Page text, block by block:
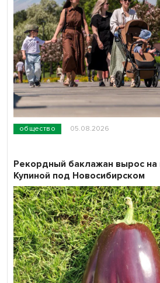
общество 05.08.2026
Рекордный баклажан вырос на
Купиной под Новосибирском